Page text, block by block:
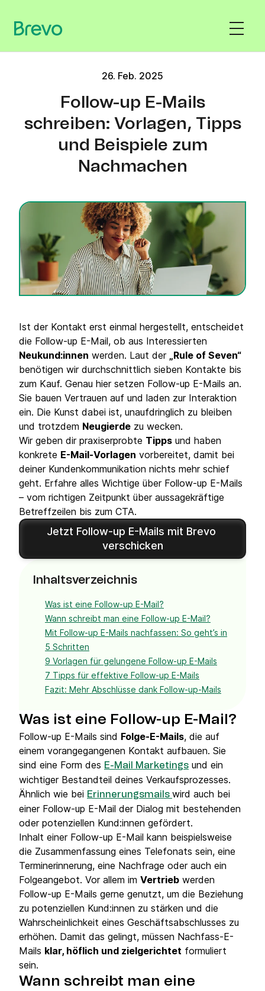
26. Feb. 2025
Follow-up E-Mails
schreiben: Vorlagen, Tipps
und Beispiele zum
Nachmachen
Ist der Kontakt erst einmal hergestellt, entscheidet
die Follow-up E-Mail, ob aus Interessierten
Neukund:innen werden. Laut der „Rule of Seven“
benötigen wir durchschnittlich sieben Kontakte bis
zum Kauf. Genau hier setzen Follow-up E-Mails an.
Sie bauen Vertrauen auf und laden zur Interaktion
ein. Die Kunst dabei ist, unaufdringlich zu bleiben
und trotzdem Neugierde zu wecken.
Wir geben dir praxiserprobte Tipps und haben
konkrete E-Mail-Vorlagen vorbereitet, damit bei
deiner Kundenkommunikation nichts mehr schief
geht. Erfahre alles Wichtige über Follow-up E-Mails
– vom richtigen Zeitpunkt über aussagekräftige
Betreffzeilen bis zum CTA.
Jetzt Follow-up E-Mails mit Brevo
verschicken
Inhaltsverzeichnis
Was ist eine Follow-up E-Mail?
Wann schreibt man eine Follow-up E-Mail?
Mit Follow-up E-Mails nachfassen: So geht’s in
5 Schritten
9 Vorlagen für gelungene Follow-up E-Mails
7 Tipps für effektive Follow-up E-Mails
Fazit: Mehr Abschlüsse dank Follow-up-Mails
Was ist eine Follow-up E-Mail?
Follow-up E-Mails sind Folge-E-Mails, die auf
einem vorangegangenen Kontakt aufbauen. Sie
sind eine Form des E-Mail Marketings und ein
wichtiger Bestandteil deines Verkaufsprozesses.
Ähnlich wie bei Erinnerungsmails wird auch bei
einer Follow-up E-Mail der Dialog mit bestehenden
oder potenziellen Kund:innen gefördert.
Inhalt einer Follow-up E-Mail kann beispielsweise
die Zusammenfassung eines Telefonats sein, eine
Terminerinnerung, eine Nachfrage oder auch ein
Folgeangebot. Vor allem im Vertrieb werden
Follow-up E-Mails gerne genutzt, um die Beziehung
zu potenziellen Kund:innen zu stärken und die
Wahrscheinlichkeit eines Geschäftsabschlusses zu
erhöhen. Damit das gelingt, müssen Nachfass-E-
Mails klar, höflich und zielgerichtet formuliert
sein.
Wann schreibt man eine